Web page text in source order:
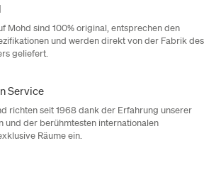
Mohd sind 100% original, entsprechen den
und werden direkt von der Fabrik des
geliefert.
Service
richten seit 1968 dank der Erfahrung unserer
und der berühmtesten internationalen
Räume ein.